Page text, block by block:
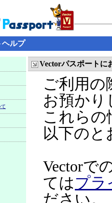
ヘルプ
Vectorパスポートに
ご利用の
お預かり
これらの
以下のと
Vectorで
てはプラ
ださい。